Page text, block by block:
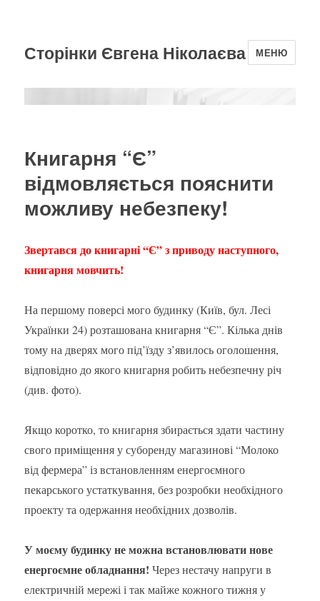
Сторінки Євгена Ніколаєва МЕНЮ
Книгарня “Є”
відмовляється пояснити
можливу небезпеку!
Звертався до книгарні “Є” з приводу наступного,
книгарня мовчить!
На першому поверсі мого будинку (Київ, бул. Лесі
Українки 24) розташована книгарня “Є”. Кілька днів
тому на дверях мого під’їзду з’явилось оголошення,
відповідно до якого книгарня робить небезпечну річ
(див. фото).
Якщо коротко, то книгарня збирається здати частину
свого приміщення у суборенду магазинові “Молоко
від фермера” із встановленням енергоємного
пекарського устаткування, без розробки необхідного
проекту та одержання необхідних дозволів.
У моєму будинку не можна встановлювати нове
енергоємне обладнання! Через нестачу напруги в
електричній мережі і так майже кожного тижня у